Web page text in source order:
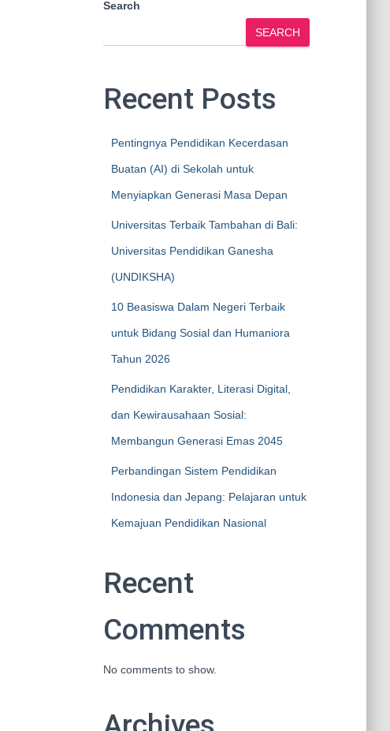
Search
SEARCH
Recent Posts
Pentingnya Pendidikan Kecerdasan
Buatan (AI) di Sekolah untuk
Menyiapkan Generasi Masa Depan
Universitas Terbaik Tambahan di Bali:
Universitas Pendidikan Ganesha
(UNDIKSHA)
10 Beasiswa Dalam Negeri Terbaik
untuk Bidang Sosial dan Humaniora
Tahun 2026
Pendidikan Karakter, Literasi Digital,
dan Kewirausahaan Sosial:
Membangun Generasi Emas 2045
Perbandingan Sistem Pendidikan
Indonesia dan Jepang: Pelajaran untuk
Kemajuan Pendidikan Nasional
Recent
Comments
No comments to show.